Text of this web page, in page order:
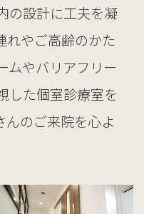
の設計に工夫を凝
れやご高齢のかた
ムやバリアフリー
した個室診療室を
んのご来院を心よ